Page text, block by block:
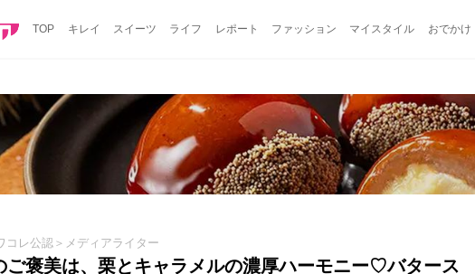
TOP キレイ スイーツ ライフ レポート ファッション マイスタイル おでかけ
コレ公認＞メディアライター
ご褒美は、栗とキャラメルの濃厚ハーモニー♡バタース